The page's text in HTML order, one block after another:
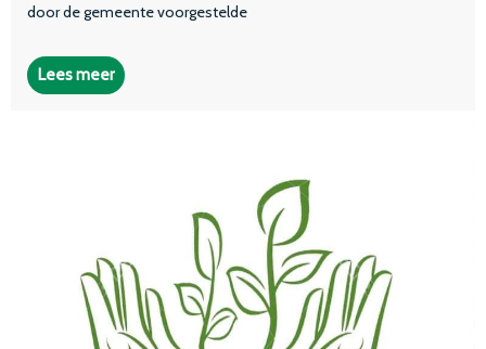
door de gemeente voorgestelde
Lees meer